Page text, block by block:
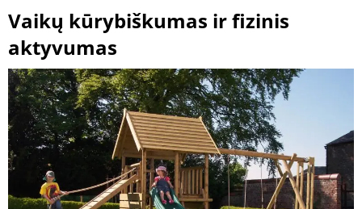
Vaikų kūrybiškumas ir fizinis
aktyvumas